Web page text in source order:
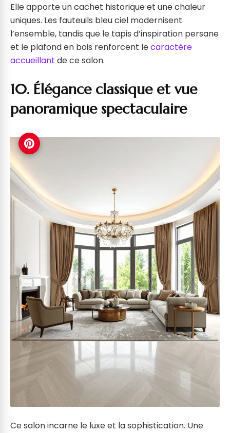
Elle apporte un cachet historique et une chaleur
uniques. Les fauteuils bleu ciel modernisent
l’ensemble, tandis que le tapis d’inspiration persane
et le plafond en bois renforcent lecaractère
accueillant de ce salon.
10. Élégance classique et vue
panoramique spectaculaire
Ce salon incarne le luxe et la sophistication. Une